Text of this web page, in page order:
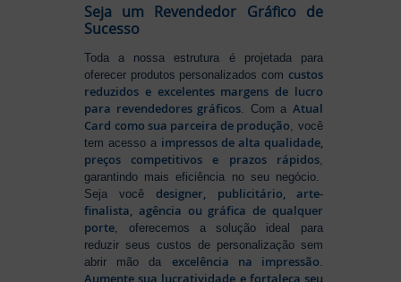
Seja um Revendedor Gráfico de
Sucesso
Toda a nossa estrutura é projetada para
oferecer produtos personalizados com custos
reduzidos e excelentes margens de lucro
para revendedores gráficos. Com a Atual
Card como sua parceira de produção, você
tem acesso a impressos de alta qualidade,
preços competitivos e prazos rápidos,
garantindo mais eficiência no seu negócio.
Seja vocêdesigner, publicitário, arte-
finalista, agência ou gráfica de qualquer
porte, oferecemos a solução ideal para
reduzir seus custos de personalização sem
abrir mão da excelência na impressão.